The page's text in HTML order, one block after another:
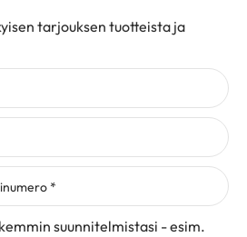
tarjouksen tuotteista ja
*
suunnitelmistasi - esim.